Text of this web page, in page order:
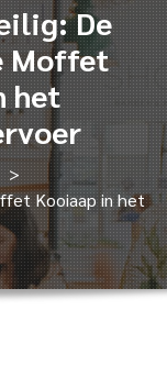
De
Moffet
het
>
Kooiaap in het